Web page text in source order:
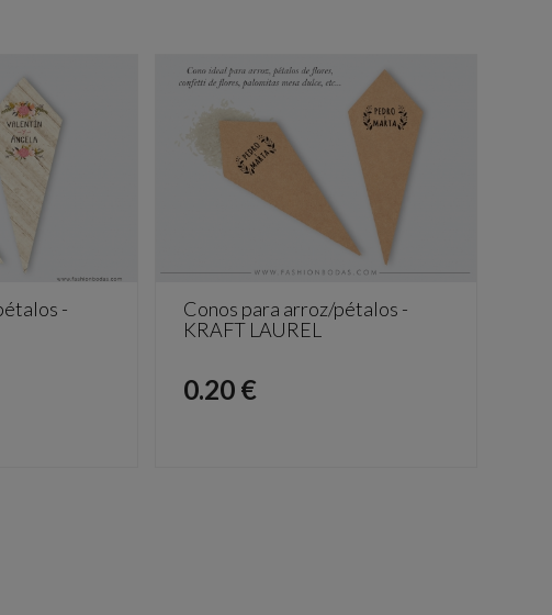
-
Conos para arroz/pétalos -
KRAFT LAUREL
Precio
0.20 €